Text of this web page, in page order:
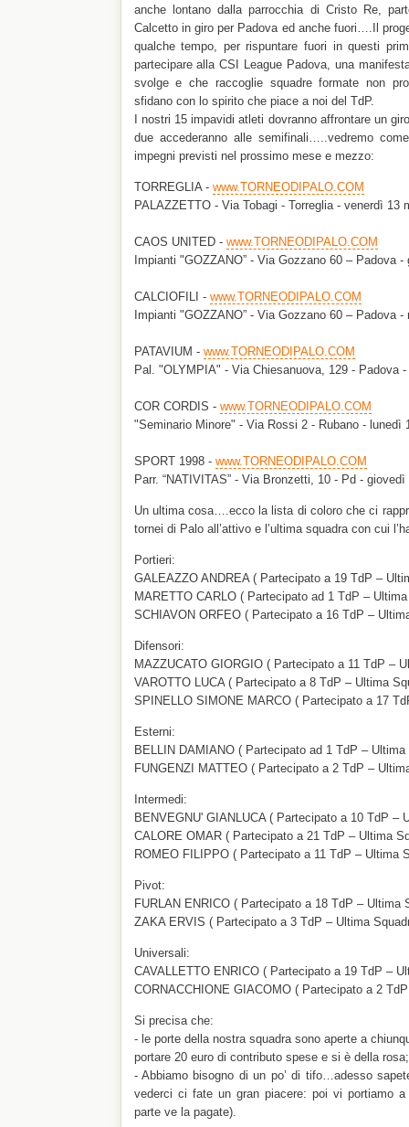
anche lontano dalla parrocchia di Cristo Re,
Calcetto in giro per Padova ed anche fuori….Il
qualche tempo, per rispuntare fuori in questi
partecipare alla CSI League Padova, una
svolge e che raccoglie squadre formate non
sfidano con lo spirito che piace a noi del TdP.
I nostri 15 impavidi atleti dovranno affrontare un
due accederanno alle semifinali…..vedremo
impegni previsti nel prossimo mese e mezzo:
TORREGLIA - www.TORNEODIPALO.COM
PALAZZETTO - Via Tobagi - Torreglia - venerdì 13
CAOS UNITED - www.TORNEODIPALO.COM
Impianti "GOZZANO” - Via Gozzano 60 – Padova
CALCIOFILI - www.TORNEODIPALO.COM
Impianti "GOZZANO” - Via Gozzano 60 – Padova
PATAVIUM - www.TORNEODIPALO.COM
Pal. "OLYMPIA" - Via Chiesanuova, 129 - Padova
COR CORDIS - www.TORNEODIPALO.COM
"Seminario Minore" - Via Rossi 2 - Rubano - lunedì
SPORT 1998 - www.TORNEODIPALO.COM
Parr. “NATIVITAS” - Via Bronzetti, 10 - Pd -
Un ultima cosa….ecco la lista di coloro che ci
tornei di Palo all’attivo e l’ultima squadra con cui
Portieri:
GALEAZZO ANDREA ( Partecipato a 19 TdP –
MARETTO CARLO ( Partecipato ad 1 TdP –
SCHIAVON ORFEO ( Partecipato a 16 TdP –
Difensori:
MAZZUCATO GIORGIO ( Partecipato a 11 TdP –
VAROTTO LUCA ( Partecipato a 8 TdP – Ultima
SPINELLO SIMONE MARCO ( Partecipato a 17
Esterni:
BELLIN DAMIANO ( Partecipato ad 1 TdP – Ultima
FUNGENZI MATTEO ( Partecipato a 2 TdP –
Intermedi:
BENVEGNU' GIANLUCA ( Partecipato a 10 TdP –
CALORE OMAR ( Partecipato a 21 TdP – Ultima
ROMEO FILIPPO ( Partecipato a 11 TdP – Ultima
Pivot:
FURLAN ENRICO ( Partecipato a 18 TdP – Ultima
ZAKA ERVIS ( Partecipato a 3 TdP – Ultima
Universali:
CAVALLETTO ENRICO ( Partecipato a 19 TdP –
CORNACCHIONE GIACOMO ( Partecipato a 2
Si precisa che:
- le porte della nostra squadra sono aperte a
portare 20 euro di contributo spese e si è della rosa;
- Abbiamo bisogno di un po’ di tifo…adesso
vederci ci fate un gran piacere: poi vi portiamo
parte ve la pagate).